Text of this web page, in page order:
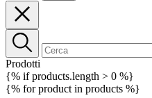
Prodotti
{% if products.length > 0 %}
{% for product in products %}